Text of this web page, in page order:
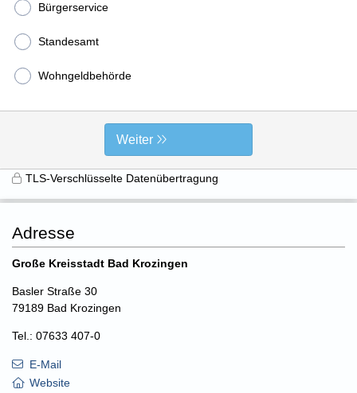
Bürgerservice
Standesamt
Wohngeldbehörde
Weiter
TLS-Verschlüsselte Datenübertragung
Adresse
Große Kreisstadt Bad Krozingen
Basler Straße 30
79189 Bad Krozingen
Tel.: 07633 407-0
E-Mail
Website